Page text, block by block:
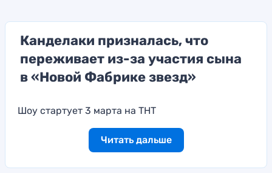
Канделаки призналась, что
переживает из-за участия сына
в «Новой Фабрике звезд»
Шоу стартует 3 марта на ТНТ
Читать дальше